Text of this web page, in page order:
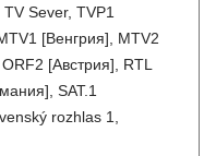
Sever, TVP1
[Венгрия], MTV2
[Австрия], RTL
SAT.1
rozhlas 1,